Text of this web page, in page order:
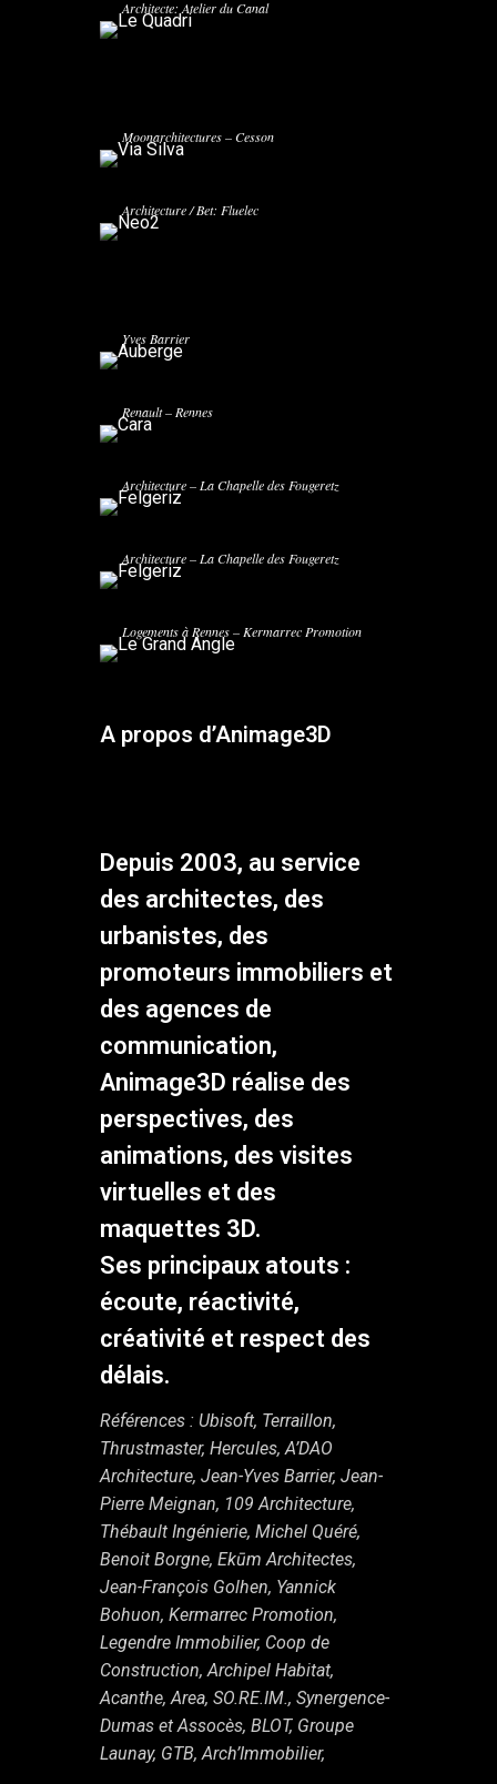
Architecte: Atelier du Canal
Moonarchitectures – Cesson
l’environnement.
Architecture / Bet: Fluelec
Yves Barrier
CARA
Renault – Rennes
FELGERIZ
Architecture – La Chapelle des Fougeretz
FELGERIZ
Architecture – La Chapelle des Fougeretz
Logements à Rennes – Kermarrec Promotion
A propos d’Animage3D
Depuis 2003, au service
des architectes, des
urbanistes, des
promoteurs immobiliers et
des agences de
communication,
Animage3D réalise des
perspectives, des
animations, des visites
virtuelles et des
maquettes 3D.
Ses principaux atouts :
écoute, réactivité,
créativité et respect des
délais.
Références : Ubisoft, Terraillon,
Thrustmaster, Hercules, A’DAO
Architecture, Jean-Yves Barrier, Jean-
Pierre Meignan, 109 Architecture,
Thébault Ingénierie, Michel Quéré,
Benoit Borgne, Ekūm Architectes,
Jean-François Golhen, Yannick
Bohuon, Kermarrec Promotion,
Legendre Immobilier, Coop de
Construction, Archipel Habitat,
Acanthe, Area, SO.RE.IM., Synergence-
Dumas et Assocès, BLOT, Groupe
Launay, GTB, Arch’Immobilier,